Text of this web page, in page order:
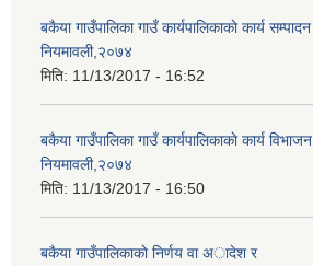
बकैया गाउँपालिका गाउँ कार्यपालिकाकाे कार्य सम्पादन
नियमावली,२०७४
मिति: 11/13/2017 - 16:52
बकैया गाउँपालिका गाउँ कार्यपालिकाकाे कार्य विभाजन
नियमावली,२०७४
मिति: 11/13/2017 - 16:50
बकैया गाउँपालिकाकाे निर्णय वा अादेश र